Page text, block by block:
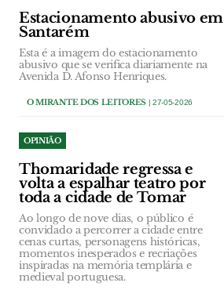
Estacionamento abusivo em
Santarém
Esta é a imagem do estacionamento
abusivo que se verifica diariamente na
Avenida D. Afonso Henriques.
O MIRANTE DOS LEITORES | 27-05-2026
OPINIÃO
Thomaridade regressa e
volta a espalhar teatro por
toda a cidade de Tomar
Ao longo de nove dias, o público é
convidado a percorrer a cidade entre
cenas curtas, personagens históricas,
momentos inesperados e recriações
inspiradas na memória templária e
medieval portuguesa.